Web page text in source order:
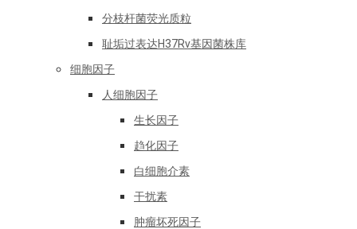
分枝杆菌荧光质粒
耻垢过表达H37Rv基因菌株库
细胞因子
人细胞因子
生长因子
趋化因子
白细胞介素
干扰素
肿瘤坏死因子